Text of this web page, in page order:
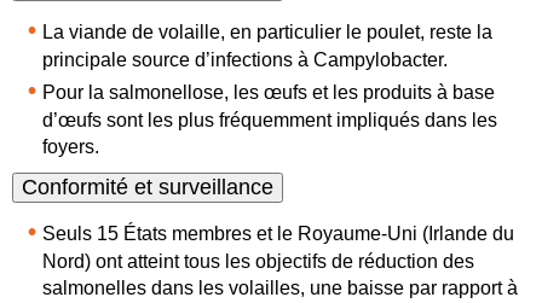
La viande de volaille, en particulier le poulet, reste la
principale source d’infections à Campylobacter.
Pour la salmonellose, les œufs et les produits à base
d’œufs sont les plus fréquemment impliqués dans les
foyers.
Conformité et surveillance
Seuls 15 États membres et le Royaume-Uni (Irlande du
Nord) ont atteint tous les objectifs de réduction des
salmonelles dans les volailles, une baisse par rapport à